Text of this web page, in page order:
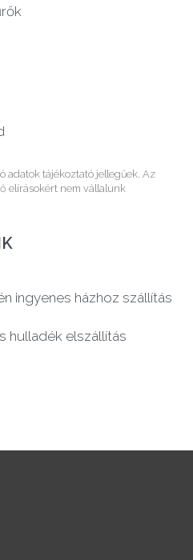
adatok tájékoztató jellegűek. Az
elírásokért nem vállalunk
ingyenes házhoz szállítás
hulladék elszállítás